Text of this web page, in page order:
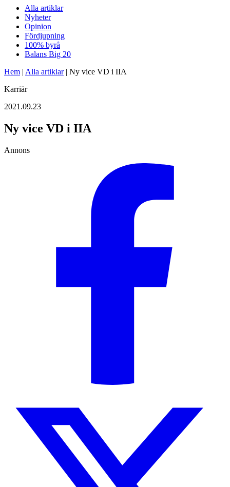
Alla artiklar
Nyheter
Opinion
Fördjupning
100% byrå
Balans Big 20
Hem | Alla artiklar| Ny vice VD i IIA
Karriär
2021.09.23
Ny vice VD i IIA
Annons